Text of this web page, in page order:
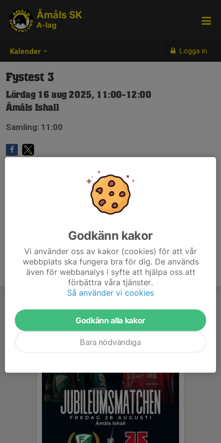
Kalender Logga in
Åmåls SK
A-lag
Fystest 3
Lördag 16 aug 2025, 11:00-12:00
Åmåls Ishall
Samling: 11:00
Godkänn kakor
Vi använder oss av kakor (cookies) för att vår
webbplats ska fungera bra för dig. De används
även för webbanalys i syfte att hjälpa oss att
förbättra våra tjänster.
Så använder vi cookies
Godkänn alla kakor
Bara nödvändiga